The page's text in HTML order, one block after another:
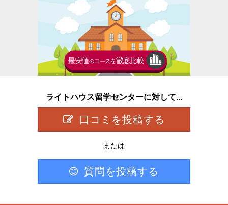
ライトハウス留学センターに対して...
口コミを投稿する
または
質問を投稿する